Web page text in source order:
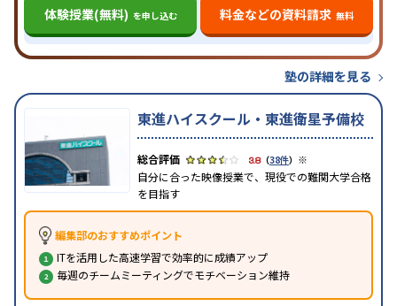
体験授業(無料) を申し込む 料金などの資料請求 無料
塾の詳細を見る
東進ハイスクール・東進衛星予備校
3.8（38件） ※
自分に合った映像授業で、現役での難関大学合格
を目指す
編集部のおすすめポイント
ITを活用した高速学習で効率的に成績アップ
毎週のチームミーティングでモチベーション維持